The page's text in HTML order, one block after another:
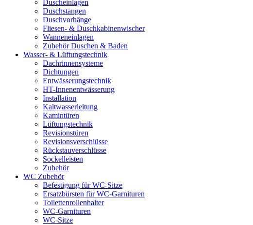
Duscheinlagen
Duschstangen
Duschvorhänge
Fliesen- & Duschkabinenwischer
Wanneneinlagen
Zubehör Duschen & Baden
Wasser- & Lüftungstechnik
Dachrinnensysteme
Dichtungen
Entwässerungstechnik
HT-Innenentwässerung
Installation
Kaltwasserleitung
Kamintüren
Lüftungstechnik
Revisionstüren
Revisionsverschlüsse
Rückstauverschlüsse
Sockelleisten
Zubehör
WC Zubehör
Befestigung für WC-Sitze
Ersatzbürsten für WC-Garnituren
Toilettenrollenhalter
WC-Garnituren
WC-Sitze